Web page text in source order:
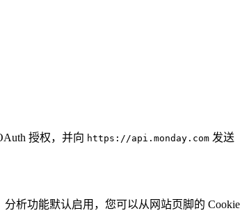
授权，并向 https://api.monday.com 发送
分析功能默认启用，您可以从网站页脚的 Cookie